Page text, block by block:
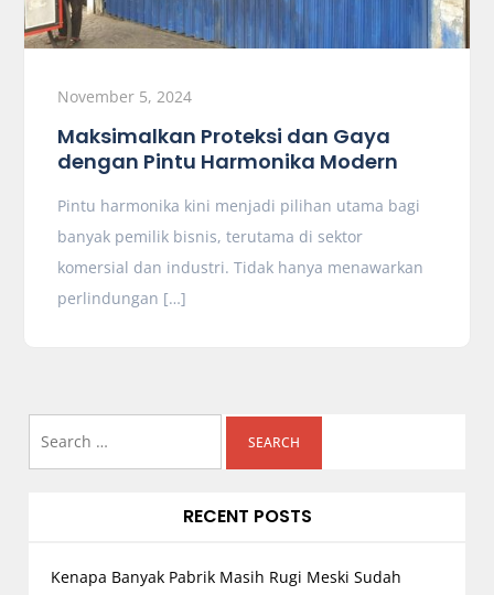
November 5, 2024
Maksimalkan Proteksi dan Gaya
dengan Pintu Harmonika Modern
Pintu harmonika kini menjadi pilihan utama bagi
banyak pemilik bisnis, terutama di sektor
komersial dan industri. Tidak hanya menawarkan
perlindungan […]
RECENT POSTS
Kenapa Banyak Pabrik Masih Rugi Meski Sudah